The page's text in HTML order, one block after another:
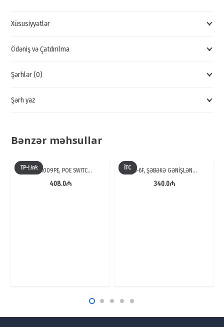
SWİTCH,
SWİTCH
Xüsusiyyətlər
Ödəniş və Çatdırılma
Şərhlər (0)
Şərh yaz
Bənzər məhsullar
TP-LinkTL-SF1009PE, POE SWITC…
408.0₼
İTCTS-6F, ŞƏBƏKƏ GƏNİŞLƏN…
340.0₼